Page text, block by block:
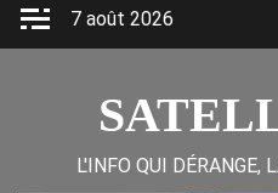
Skip
7 août 2026
L'INFO QUI DÉRANGE,